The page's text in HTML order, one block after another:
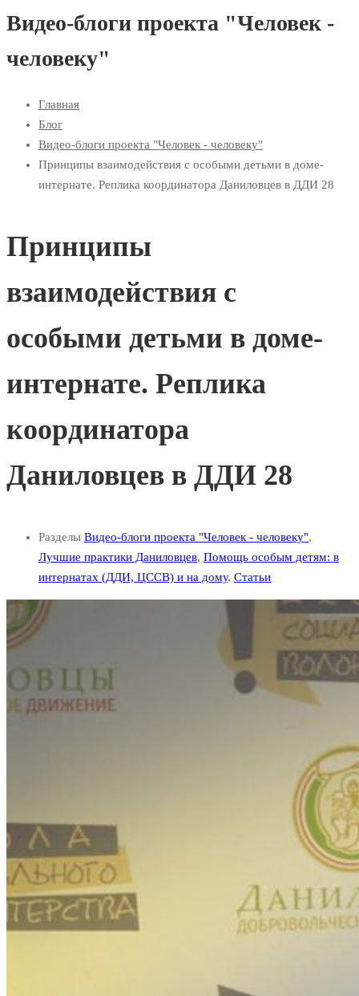
Видео-блоги проекта "Человек -
человеку"
Главная
Блог
Видео-блоги проекта "Человек - человеку"
Принципы взаимодействия с особыми детьми в доме-
интернате. Реплика координатора Даниловцев в ДДИ 28
Принципы
взаимодействия с
особыми детьми в доме-
интернате. Реплика
координатора
Даниловцев в ДДИ 28
Разделы Видео-блоги проекта "Человек - человеку",
Лучшие практики Даниловцев, Помощь особым детям: в
интернатах (ДДИ, ЦССВ) и на дому, Статьи